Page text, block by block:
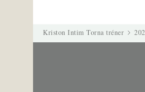
Kriston Intim Torna tréner